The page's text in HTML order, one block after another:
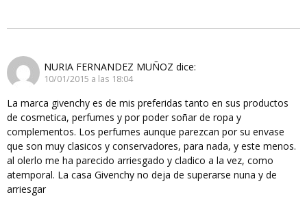
NURIA FERNANDEZ MUÑOZ dice:
10/01/2015 a las 18:04
La marca givenchy es de mis preferidas tanto en sus productos
de cosmetica, perfumes y por poder soñar de ropa y
complementos. Los perfumes aunque parezcan por su envase
que son muy clasicos y conservadores, para nada, y este menos.
al olerlo me ha parecido arriesgado y cladico a la vez, como
atemporal. La casa Givenchy no deja de superarse nuna y de
arriesgar